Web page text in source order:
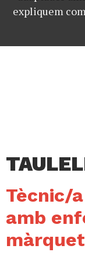
expliquem
Tècnic/
amb